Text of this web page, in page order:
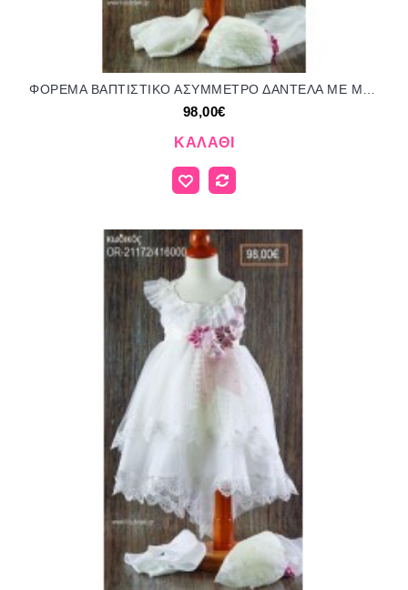
98,00€
ΚΑΛΆΘΙ